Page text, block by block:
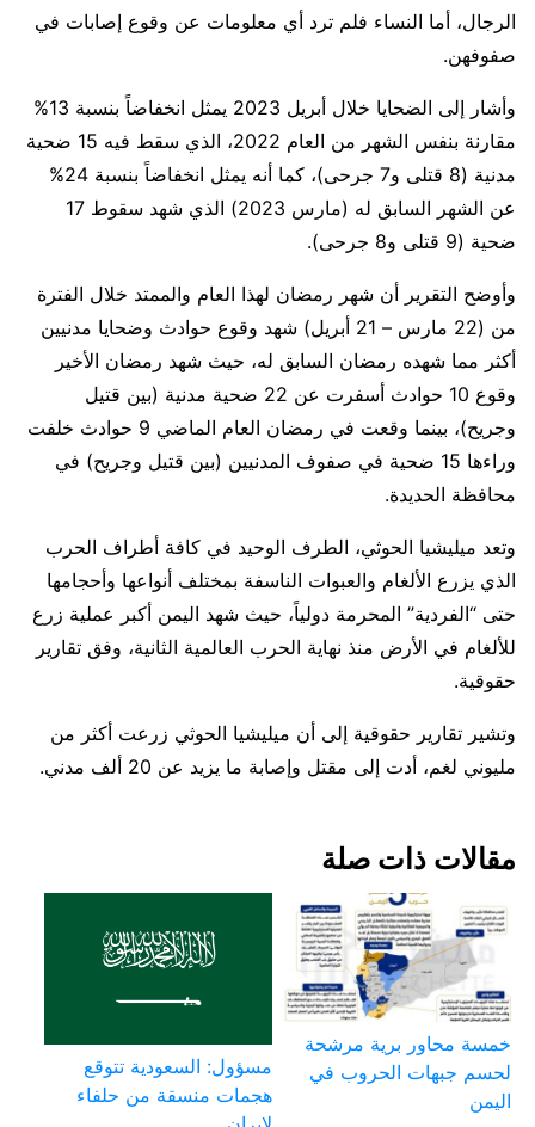
الرجال، أما النساء فلم ترد أي معلومات عن وقوع إصابات في
صفوفهن.
وأشار إلى الضحايا خلال أبريل 2023 يمثل انخفاضاً بنسبة 13%
مقارنة بنفس الشهر من العام 2022، الذي سقط فيه 15 ضحية
مدنية (8 قتلى و7 جرحى)، كما أنه يمثل انخفاضاً بنسبة 24%
عن الشهر السابق له (مارس 2023) الذي شهد سقوط 17
ضحية (9 قتلى و8 جرحى).
وأوضح التقرير أن شهر رمضان لهذا العام والممتد خلال الفترة
من (22 مارس – 21 أبريل) شهد وقوع حوادث وضحايا مدنيين
أكثر مما شهده رمضان السابق له، حيث شهد رمضان الأخير
وقوع 10 حوادث أسفرت عن 22 ضحية مدنية (بين قتيل
وجريح)، بينما وقعت في رمضان العام الماضي 9 حوادث خلفت
وراءها 15 ضحية في صفوف المدنيين (بين قتيل وجريح) في
محافظة الحديدة.
وتعد ميليشيا الحوثي، الطرف الوحيد في كافة أطراف الحرب
الذي يزرع الألغام والعبوات الناسفة بمختلف أنواعها وأحجامها
حتى “الفردية” المحرمة دولياً، حيث شهد اليمن أكبر عملية زرع
للألغام في الأرض منذ نهاية الحرب العالمية الثانية، وفق تقارير
حقوقية.
وتشير تقارير حقوقية إلى أن ميليشيا الحوثي زرعت أكثر من
مليوني لغم، أدت إلى مقتل وإصابة ما يزيد عن 20 ألف مدني.
مقالات ذات صلة
خمسة محاور برية مرشحة
لحسم جبهات الحروب في
اليمن
مسؤول: السعودية تتوقع
هجمات منسقة من حلفاء